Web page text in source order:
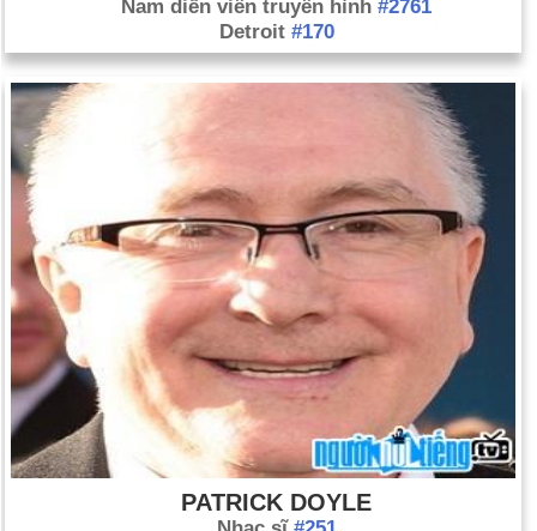
Nam diễn viên truyền hình #2761
Detroit #170
PATRICK DOYLE